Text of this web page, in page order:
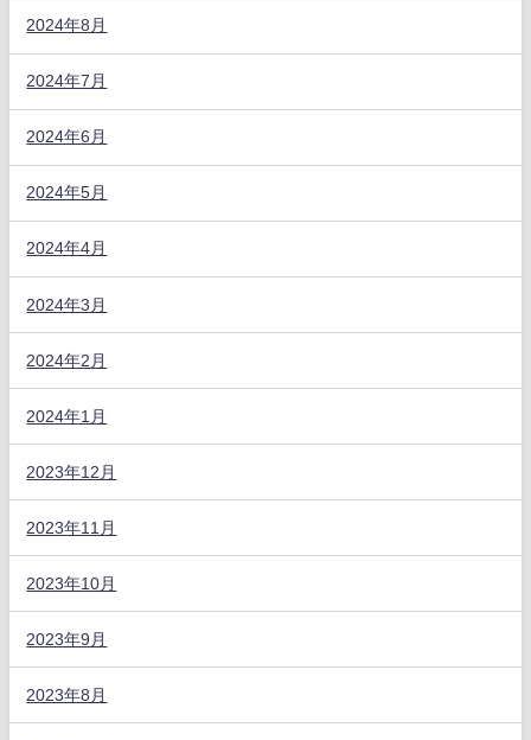
2024年8月
2024年7月
2024年6月
2024年5月
2024年4月
2024年3月
2024年2月
2024年1月
2023年12月
2023年11月
2023年10月
2023年9月
2023年8月